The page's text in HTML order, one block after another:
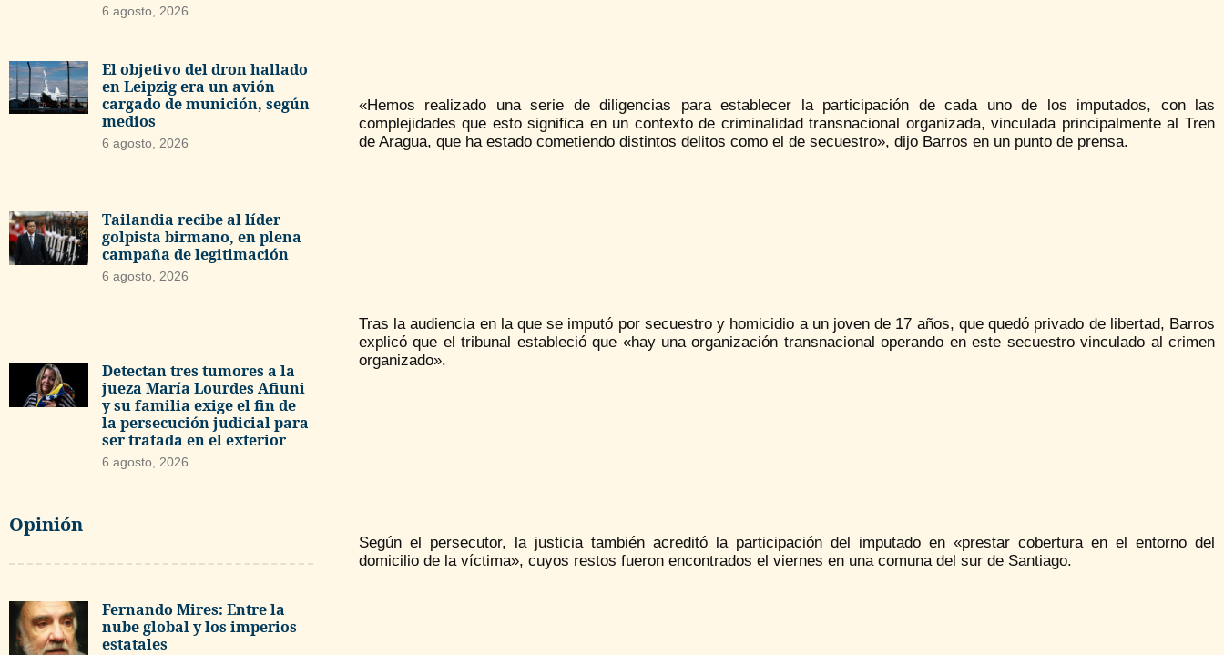
6 agosto, 2026
El objetivo del dron hallado
en Leipzig era un avión
cargado de munición, según
medios
6 agosto, 2026
Tailandia recibe al líder
golpista birmano, en plena
campaña de legitimación
6 agosto, 2026
Detectan tres tumores a la
jueza María Lourdes Afiuni
y su familia exige el fin de
la persecución judicial para
ser tratada en el exterior
6 agosto, 2026
Opinión
Fernando Mires: Entre la
nube global y los imperios
estatales
«Hemos realizado una serie de diligencias para establecer la participación de cada uno de los imputados, con las
complejidades que esto significa en un contexto de criminalidad transnacional organizada, vinculada principalmente al Tren
de Aragua, que ha estado cometiendo distintos delitos como el de secuestro», dijo Barros en un punto de prensa.
Tras la audiencia en la que se imputó por secuestro y homicidio a un joven de 17 años, que quedó privado de libertad, Barros
explicó que el tribunal estableció que «hay una organización transnacional operando en este secuestro vinculado al crimen
organizado».
Según el persecutor, la justicia también acreditó la participación del imputado en «prestar cobertura en el entorno del
domicilio de la víctima», cuyos restos fueron encontrados el viernes en una comuna del sur de Santiago.